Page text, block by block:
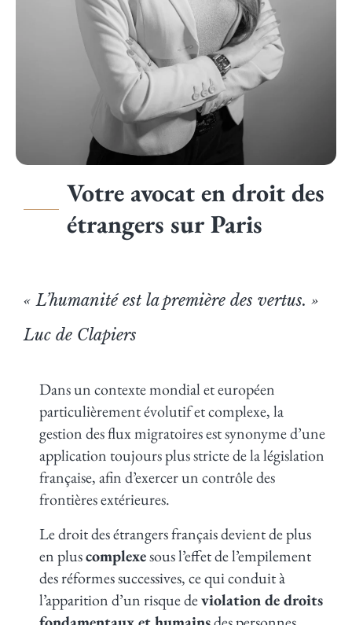
Votre avocat en droit des
étrangers sur Paris
« L’humanité est la première des vertus. »
Luc de Clapiers
Dans un contexte mondial et européen
particulièrement évolutif et complexe, la
gestion des flux migratoires est synonyme d’une
application toujours plus stricte de la législation
française, afin d’exercer un contrôle des
frontières extérieures.
Le droit des étrangers français devient de plus
en pluscomplexesous l’effet de l’empilement
des réformes successives, ce qui conduit à
l’apparition d’un risque deviolation de droits